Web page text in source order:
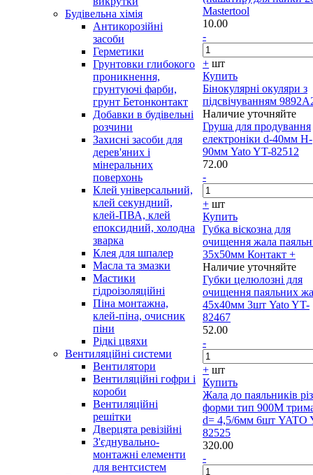
Будівельна хімія
Антикорозійні
засоби
Герметики
Грунтовки глибокого
проникнення,
грунтуючі фарби,
грунт Бетонконтакт
Добавки в будівельні
розчини
Захисні засоби для
дерев'яних і
мінеральних
поверхонь
Клей універсальний,
клей секундний,
клей-ПВА, клей
епоксидний, холодна
зварка
Клея для шпалер
Масла та змазки
Мастики
гідроізоляційні
Піна монтажна,
клей-піна, очисник
піни
Рідкі цвяхи
Вентиляційні системи
Вентилятори
Вентиляційні гофри і
короби
Вентиляційні
решітки
Дверцята ревізійні
З'єднувально-
монтажні елементи
для вентсистем
Mastertool
10.00
-
+ шт
Купить
Бінокулярні окуляри з
підсвічуванням
Наличие уточняйте
Груша для продування
електроніки d-40мм H-
90мм Yato YT-82512
72.00
-
+ шт
Купить
Губка віскозна для
очищення жала
35х50мм Контакт +
Наличие уточняйте
Губки целюлозні для
очищення паяльних
45х40мм 3шт Yato YT-
82467
52.00
-
+ шт
Купить
Жала до паяльників
форми тип 900М
d= 4,5/6мм 6шт YATO
82525
320.00
-